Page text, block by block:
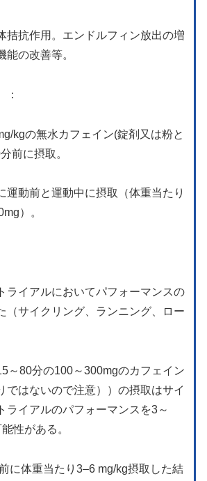
拮抗作用。エンドルフィン放出の増
能の改善等。
：
kgの無水カフェイン(錠剤又は粉と
前に摂取。
運動前と運動中に摂取（体重当たり
）。
ライアルにおいてパフォーマンスの
（サイクリング、ランニング、ロー
～80分の100～300mgのカフェイン
ではないので注意））の摂取はサイ
ライアルのパフォーマンスを3～
性がある。
に体重当たり3–6 mg/kg摂取した結